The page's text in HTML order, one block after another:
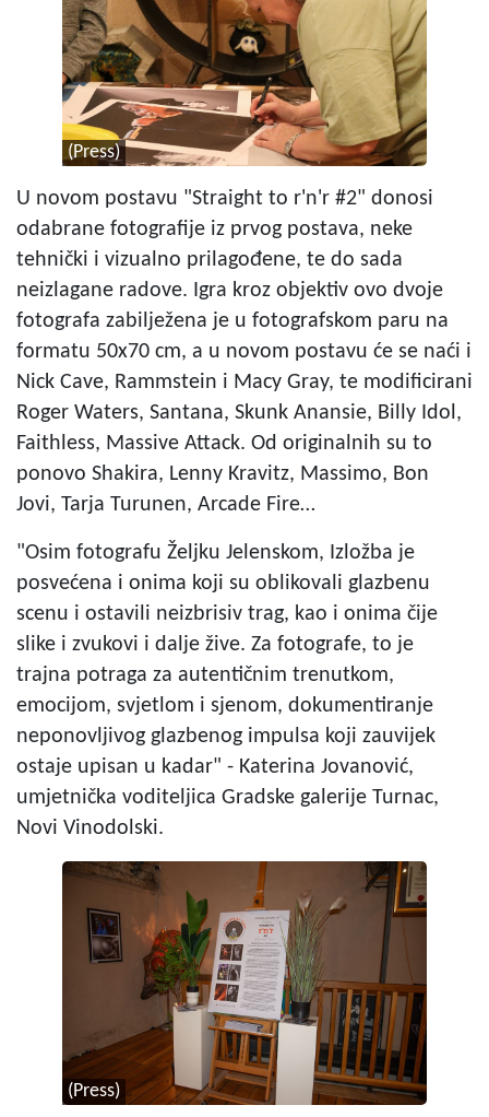
(Press)
U novom postavu "Straight to r'n'r #2" donosi
odabrane fotografije iz prvog postava, neke
tehnički i vizualno prilagođene, te do sada
neizlagane radove. Igra kroz objektiv ovo dvoje
fotografa zabilježena je u fotografskom paru na
formatu 50x70 cm, a u novom postavu će se naći i
Nick Cave, Rammstein i Macy Gray, te modificirani
Roger Waters, Santana, Skunk Anansie, Billy Idol,
Faithless, Massive Attack. Od originalnih su to
ponovo Shakira, Lenny Kravitz, Massimo, Bon
Jovi, Tarja Turunen, Arcade Fire…
"Osim fotografu Željku Jelenskom, Izložba je
posvećena i onima koji su oblikovali glazbenu
scenu i ostavili neizbrisiv trag, kao i onima čije
slike i zvukovi i dalje žive. Za fotografe, to je
trajna potraga za autentičnim trenutkom,
emocijom, svjetlom i sjenom, dokumentiranje
neponovljivog glazbenog impulsa koji zauvijek
ostaje upisan u kadar" - Katerina Jovanović,
umjetnička voditeljica Gradske galerije Turnac,
Novi Vinodolski.
(Press)